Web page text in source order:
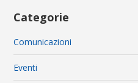
Categorie
Comunicazioni
Eventi